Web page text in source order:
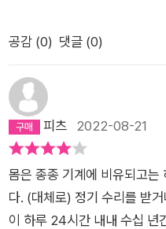
에 관계가 있음을 보여준 적
이 있다는주장도 믿을 만한 것
하는 시간은 밤에 잠을 푹 자
가장 푹 쉬었을 때 말이다
에 대한이야기를 하다 보니,
졸립기도하고 말이야. 사실 잠
하는구나. 그래도하품보다는
야. 베르나르 베르베르는<잠
보다는 잠이 더 중요하지… 잠
그런데 사실 만성 통증에는
가 잘못되어서 생기는 거예요
증상이 아니라 질병 자체라고
악화되고 유지되는 질병이라
두통과 2차성 두통이다. 1차
럼 식별할 수 있는 직접적인
통은 감염이나 종양 같은 어떤
한다._ 신경과 통증 중- P423
우리의 마음이 얼마간 제어
의 전문가가 보았을때는, 전
운 이슈위주의 글이라고 생각
다.
공감 (0) 댓글 (0)
피츠 2022-08-21
몸은 종종 기계에 비유되고는
다. (대체로) 정기 수리를 받
이 하루 24시간 내내 수십 년